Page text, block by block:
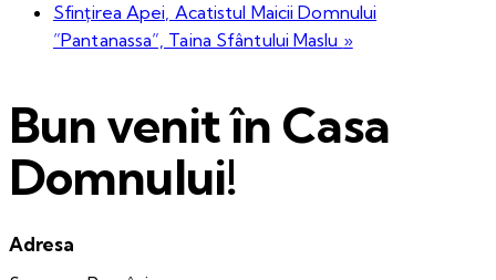
Sfințirea Apei, Acatistul Maicii Domnului
”Pantanassa”, Taina Sfântului Maslu »
Bun venit în Casa
Domnului!
Adresa